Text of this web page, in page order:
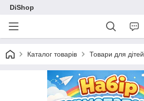
DiShop
Каталог товарів Товари для дітей